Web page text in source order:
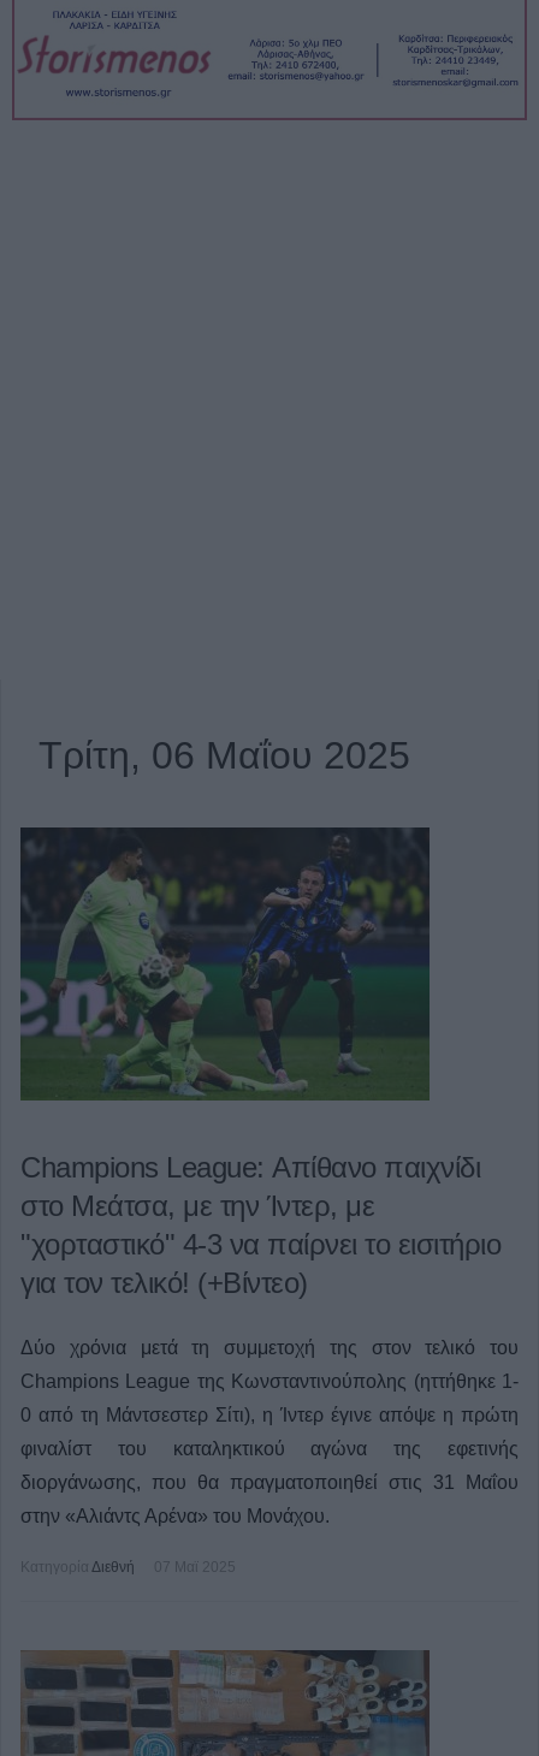
Τρίτη, 06 Μαΐου 2025
Champions League: Απίθανο παιχνίδι
στο Μεάτσα, με την Ίντερ, με
"χορταστικό" 4-3 να παίρνει το εισιτήριο
για τον τελικό! (+Βίντεο)
Δύο χρόνια μετά τη συμμετοχή της στον τελικό του
Champions League της Κωνσταντινούπολης (ηττήθηκε 1-
0 από τη Μάντσεστερ Σίτι), η Ίντερ έγινε απόψε η πρώτη
φιναλίστ του καταληκτικού αγώνα της εφετινής
διοργάνωσης, που θα πραγματοποιηθεί στις 31 Μαΐου
στην «Αλιάντς Αρένα» του Μονάχου.
Κατηγορία Διεθνή 07 Μαϊ 2025